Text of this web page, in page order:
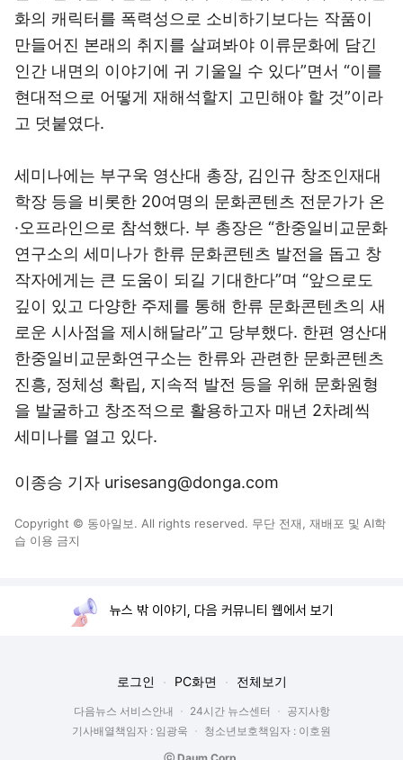
화의 캐릭터를 폭력성으로 소비하기보다는 작품이
만들어진 본래의 취지를 살펴봐야 이류문화에 담긴
인간 내면의 이야기에 귀 기울일 수 있다”면서 “이를
현대적으로 어떻게 재해석할지 고민해야 할 것”이라
고 덧붙였다.
세미나에는 부구욱 영산대 총장, 김인규 창조인재대
학장 등을 비롯한 20여명의 문화콘텐츠 전문가가 온
·오프라인으로 참석했다. 부 총장은 “한중일비교문화
연구소의 세미나가 한류 문화콘텐츠 발전을 돕고 창
작자에게는 큰 도움이 되길 기대한다”며 “앞으로도
깊이 있고 다양한 주제를 통해 한류 문화콘텐츠의 새
로운 시사점을 제시해달라”고 당부했다. 한편 영산대
한중일비교문화연구소는 한류와 관련한 문화콘텐츠
진흥, 정체성 확립, 지속적 발전 등을 위해 문화원형
을 발굴하고 창조적으로 활용하고자 매년 2차례씩
세미나를 열고 있다.
이종승 기자 urisesang@donga.com
Copyright © 동아일보. All rights reserved. 무단 전재, 재배포 및 AI학
습 이용 금지
뉴스 밖 이야기, 다음 커뮤니티 웹에서 보기
로그인 PC화면 전체보기
다음뉴스 서비스안내 24시간 뉴스센터
공지사항
기사배열책임자 : 임광욱
청소년보호책임자 : 이호원